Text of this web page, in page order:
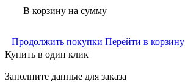
В корзину на сумму
Продолжить покупки Перейти в корзину
Купить в один клик
Заполните данные для заказа